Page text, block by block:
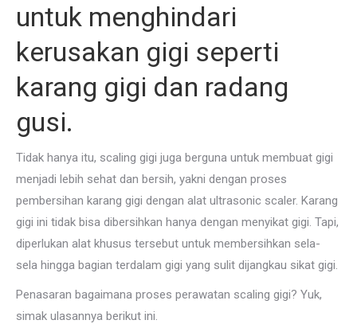
untuk menghindari
kerusakan gigi seperti
karang gigi dan radang
gusi.
Tidak hanya itu, scaling gigi juga berguna untuk membuat gigi
menjadi lebih sehat dan bersih, yakni dengan proses
pembersihan karang gigi dengan alat ultrasonic scaler. Karang
gigi ini tidak bisa dibersihkan hanya dengan menyikat gigi. Tapi,
diperlukan alat khusus tersebut untuk membersihkan sela-
sela hingga bagian terdalam gigi yang sulit dijangkau sikat gigi.
Penasaran bagaimana proses perawatan scaling gigi? Yuk,
simak ulasannya berikut ini.